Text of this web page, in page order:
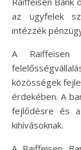
az ügyfelek
intézzék
A Raiffeisen
közösségek
érdekében. A
fejlődésre és
kihívásoknak.